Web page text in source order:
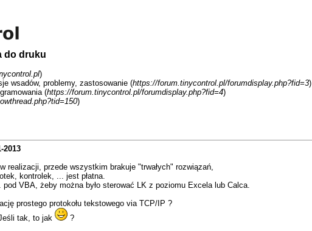
do druku
)
wsadów, problemy, zastosowanie (https://forum.tinycontrol.pl/forumdisplay.php?fid=3)
(https://forum.tinycontrol.pl/forumdisplay.php?fid=4)
)
2013
realizacji, przede wszystkim brakuje "trwałych" rozwiązań,
kontrolek, ... jest płatna.
VBA, żeby można było sterować LK z poziomu Excela lub Calca.
prostego protokołu tekstowego via TCP/IP ?
tak, to jak
?